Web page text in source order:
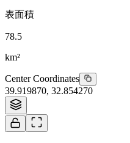
表面積
78.5
km²
Center Coordinates
39.919870, 32.854270